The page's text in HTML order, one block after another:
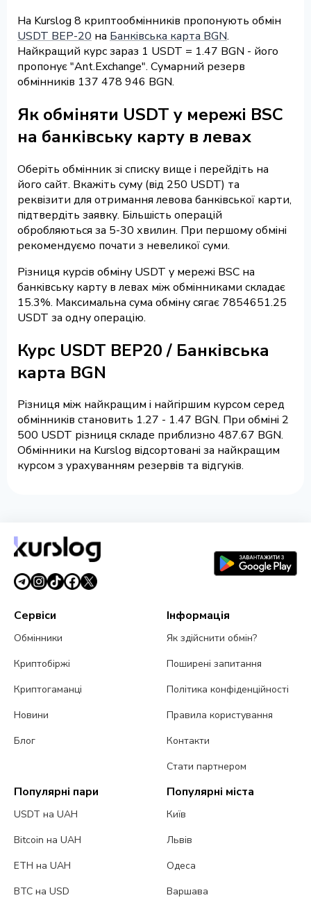
На Kurslog 8 криптообмінників пропонують обмін
USDT BEP-20 на Банківська карта BGN.
Найкращий курс зараз 1 USDT = 1.47 BGN - його
пропонує "Ant.Exchange". Сумарний резерв
обмінників 137 478 946 BGN.
Як обміняти USDT у мережі BSC
на банківську карту в левах
Оберіть обмінник зі списку вище і перейдіть на
його сайт. Вкажіть суму (від 250 USDT) та
реквізити для отримання левова банківської карти,
підтвердіть заявку. Більшість операцій
обробляються за 5-30 хвилин. При першому обміні
рекомендуємо почати з невеликої суми.
Різниця курсів обміну USDT у мережі BSC на
банківську карту в левах між обмінниками складає
15.3%. Максимальна сума обміну сягає 7854651.25
USDT за одну операцію.
Курс USDT BEP20 / Банківська
карта BGN
Різниця між найкращим і найгіршим курсом серед
обмінників становить 1.27 - 1.47 BGN. При обміні 2
500 USDT різниця складе приблизно 487.67 BGN.
Обмінники на Kurslog відсортовані за найкращим
курсом з урахуванням резервів та відгуків.
Сервіси
Обмінники
Криптобіржі
Криптогаманці
Новини
Блог
Інформація
Як здійснити обмін?
Поширені запитання
Політика конфіденційності
Правила користування
Контакти
Стати партнером
Популярні пари
USDT на UAH
Bitcoin на UAH
ETH на UAH
BTC на USD
Популярні міста
Київ
Львів
Одеса
Варшава